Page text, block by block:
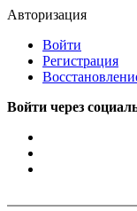
Авторизация
Войти
Регистрация
Войти через